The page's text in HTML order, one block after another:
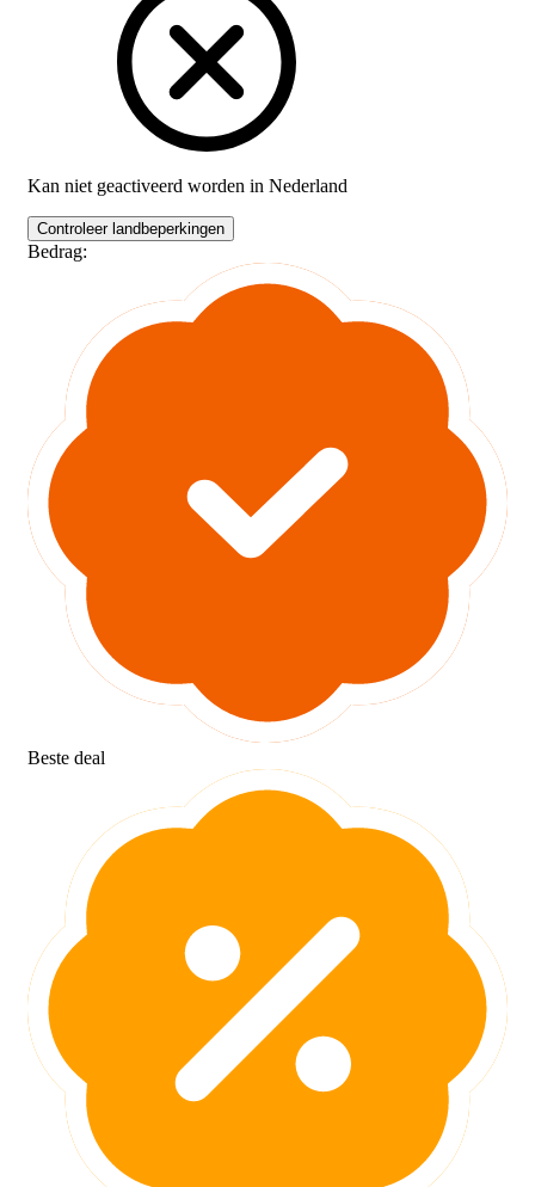
Kan niet geactiveerd worden in Nederland
Controleer landbeperkingen
Bedrag:
Beste deal